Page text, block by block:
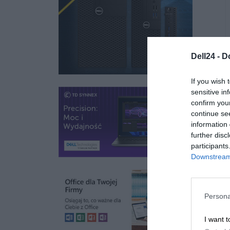
Dell24 -
If you wish
sensitive
confirm
continue
information
further
I want
Kup teraz